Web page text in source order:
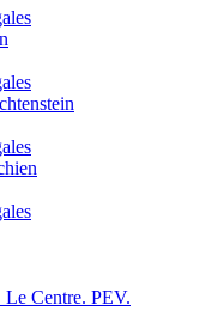
Centre. PEV.